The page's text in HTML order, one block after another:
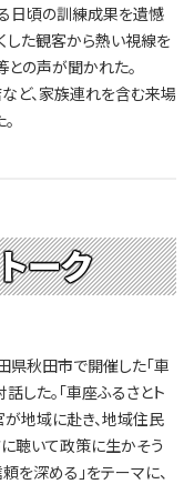
日頃の訓練成果を遺憾
した観客から熱い視線を
との声が聞かれた。
ど、家族連れを含む来場
ーク
秋田市で開催した「車
した。「車座ふるさとト
が地域に赴き、地域住民
聴いて政策に生かそう
を深める」をテーマに、